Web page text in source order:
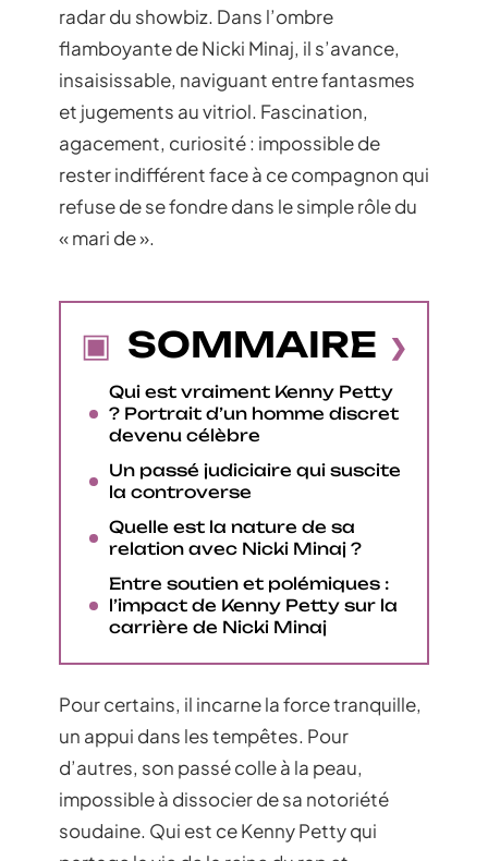
radar du showbiz. Dans l’ombre
flamboyante de Nicki Minaj, il s’avance,
insaisissable, naviguant entre fantasmes
et jugements au vitriol. Fascination,
agacement, curiosité : impossible de
rester indifférent face à ce compagnon qui
refuse de se fondre dans le simple rôle du
« mari de ».
SOMMAIRE
Qui est vraiment Kenny Petty
? Portrait d’un homme discret
devenu célèbre
Un passé judiciaire qui suscite
la controverse
Quelle est la nature de sa
relation avec Nicki Minaj ?
Entre soutien et polémiques :
l’impact de Kenny Petty sur la
carrière de Nicki Minaj
Pour certains, il incarne la force tranquille,
un appui dans les tempêtes. Pour
d’autres, son passé colle à la peau,
impossible à dissocier de sa notoriété
soudaine. Qui est ce Kenny Petty qui